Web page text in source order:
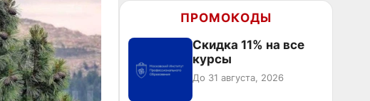
ПРОМОКОДЫ
Скидка 11% на все
курсы
До 31 августа, 2026